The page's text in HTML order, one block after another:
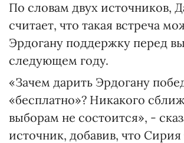
По словам двух источников,
считает, что такая встреча
Эрдогану поддержку перед
следующем году.
«Зачем дарить Эрдогану
«бесплатно»? Никакого
выборам не состоится», -
источник, добавив, что Сирия